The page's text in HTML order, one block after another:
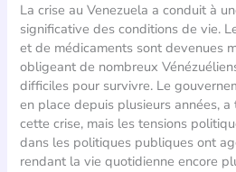
La crise au Venezuela a conduit à
significative des conditions de vie.
et de médicaments sont devenues
obligeant de nombreux
difficiles pour survivre. Le
en place depuis plusieurs années,
cette crise, mais les tensions
dans les politiques publiques ont
rendant la vie quotidienne encore